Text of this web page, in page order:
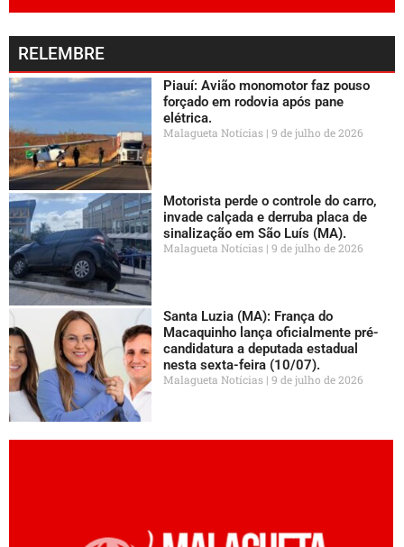
RELEMBRE
Piauí: Avião monomotor faz pouso
forçado em rodovia após pane
elétrica.
Malagueta Notícias 9 de julho de 2026
Motorista perde o controle do carro,
invade calçada e derruba placa de
sinalização em São Luís (MA).
Malagueta Notícias 9 de julho de 2026
Santa Luzia (MA): França do
Macaquinho lança oficialmente pré-
candidatura a deputada estadual
nesta sexta-feira (10/07).
Malagueta Notícias 9 de julho de 2026